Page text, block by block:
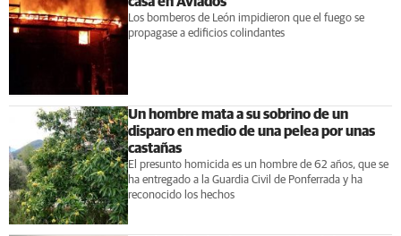
Los bomberos de León impidieron que el fuego se
propagase a edificios colindantes
Un hombre mata a su sobrino de un
disparo en medio de una pelea por unas
castañas
El presunto homicida es un hombre de 62 años, que se
ha entregado a la Guardia Civil de Ponferrada y ha
reconocido los hechos